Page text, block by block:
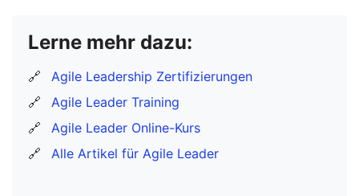
Lerne mehr dazu:
🔗
Agile Leadership Zertifizierungen
🔗
Agile Leader Training
🔗
Agile Leader Online-Kurs
🔗
Alle Artikel für Agile Leader